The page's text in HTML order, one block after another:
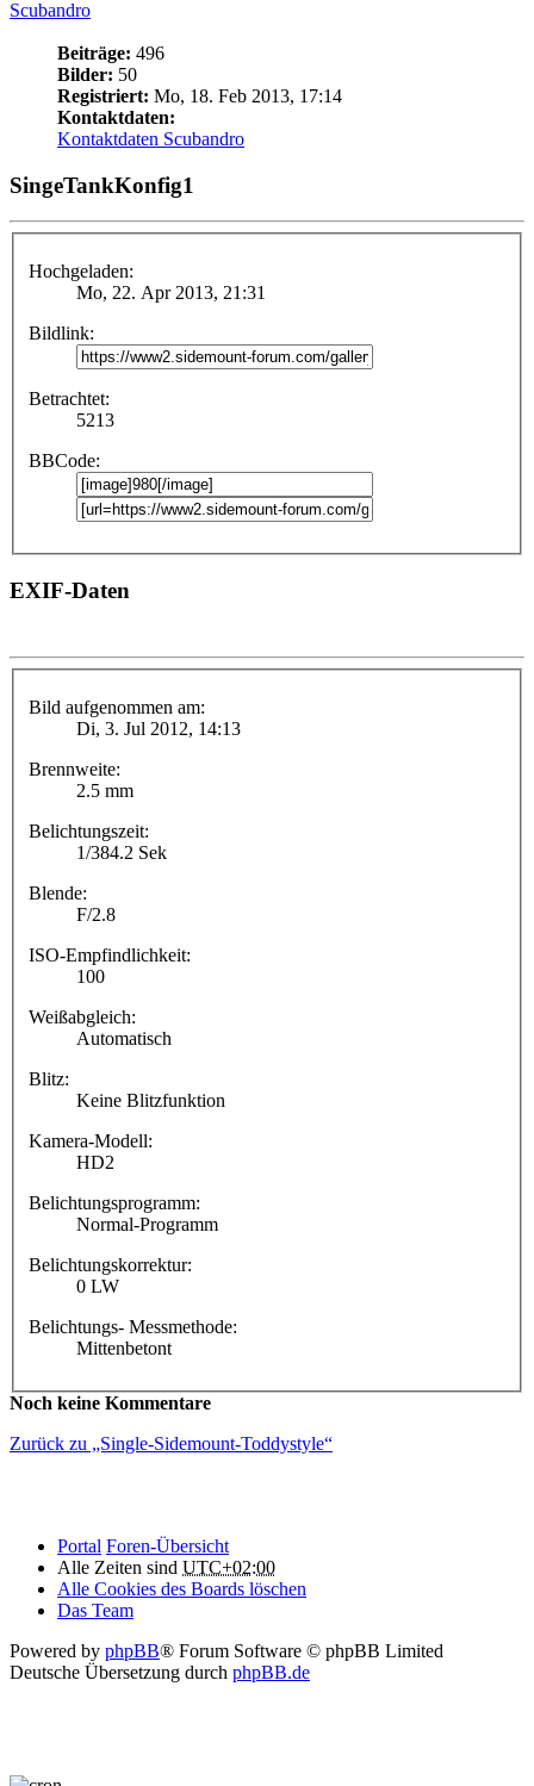
Scubandro
Beiträge: 496
Bilder: 50
Registriert: Mo, 18. Feb 2013, 17:14
Kontaktdaten:
Kontaktdaten Scubandro
SingeTankKonfig1
Hochgeladen:
Mo, 22. Apr 2013, 21:31
Bildlink:
Betrachtet:
5213
BBCode:
EXIF-Daten
Bild aufgenommen am:
Di, 3. Jul 2012, 14:13
Brennweite:
2.5 mm
Belichtungszeit:
1/384.2 Sek
Blende:
F/2.8
ISO-Empfindlichkeit:
100
Weißabgleich:
Automatisch
Blitz:
Keine Blitzfunktion
Kamera-Modell:
HD2
Belichtungsprogramm:
Normal-Programm
Belichtungskorrektur:
0 LW
Belichtungs- Messmethode:
Mittenbetont
Noch keine Kommentare
Zurück zu „Single-Sidemount-Toddystyle“
Portal Foren-Übersicht
Alle Zeiten sind UTC+02:00
Alle Cookies des Boards löschen
Das Team
Powered by phpBB® Forum Software © phpBB Limited
Deutsche Übersetzung durch phpBB.de